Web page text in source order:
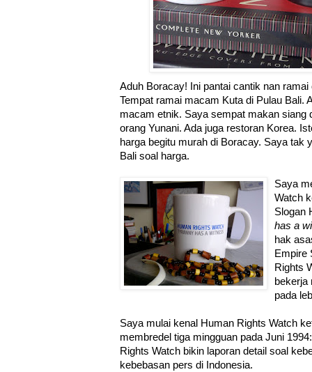
Aduh Boracay!
Ini pantai cantik nan
Tempat ramai macam Kuta di Pulau Bali.
macam etnik. Saya sempat makan siang
orang Yunani. Ada juga restoran Korea.
harga begitu murah di Boracay. Saya tak
Bali soal harga.
Saya
Watch
Slogan
has a
hak
Empire
Rights
bekerja
pada
Saya mulai kenal Human Rights Watch
membredel tiga mingguan pada Juni
Rights Watch bikin laporan detail soal
kebebasan pers di Indonesia.